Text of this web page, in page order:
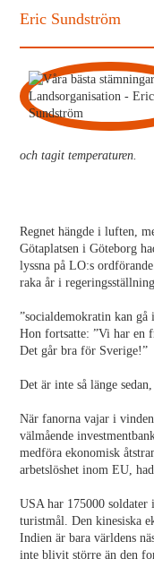
Eric Sundström
och tagit temperaturen.
Regnet hängde i luften,
Götaplatsen i Göteborg
lyssna på LO:s
raka år i
”socialdemokratin kan
Hon fortsatte: ”Vi har en
Det går bra för Sverige!”
Det är inte så länge
När fanorna vajar i
välmående
medföra ekonomisk
arbetslöshet inom EU,
USA har 175000
turistmål. Den kinesiska
Indien är bara världens
inte blivit större än den